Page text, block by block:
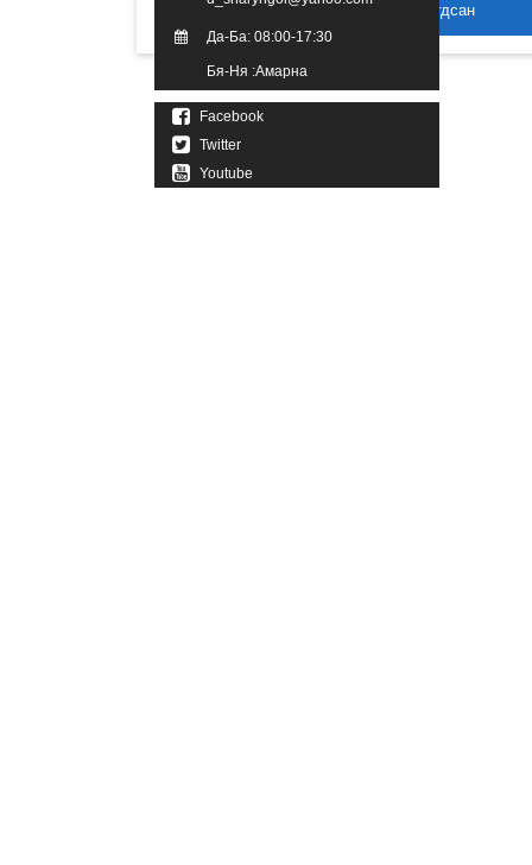
Да-Ба: 08:00-17:30
Бя-Ня :Амарна
Facebook
Twitter
Youtube
2016 он. Бүх эрх хуулиар хамгаалагдсан